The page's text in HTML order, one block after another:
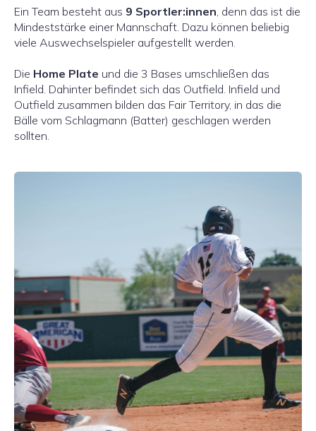
Ein Team besteht aus 9 Sportler:innen, denn das ist die
Mindeststärke einer Mannschaft. Dazu können beliebig
viele Auswechselspieler aufgestellt werden.
Die Home Plate und die 3 Bases umschließen das
Infield. Dahinter befindet sich das Outfield. Infield und
Outfield zusammen bilden das Fair Territory, in das die
Bälle vom Schlagmann (Batter) geschlagen werden
sollten.